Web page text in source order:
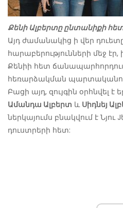
Քենի Ալբերտը ընտանիքի
Այդ ժամանակից ի վեր
հարաբերությունների մեջ
Քենիի հետ
հեռարձակման
Բացի այդ, զույգին օրհնվել է
Ամանդա Ալբերտ և Սիդնեյ
ներկայումս բնակվում է Նյու
դուստրերի հետ: